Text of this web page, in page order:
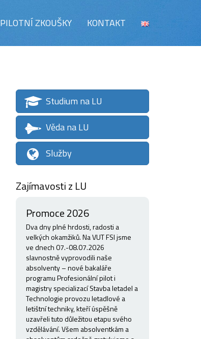
PILOTNÍ ZKOUŠKY KONTAKT
Studium na LU
Věda na LU
Služby
Zajímavosti z LU
Promoce 2026
Dva dny plné hrdosti, radosti a
velkých okamžiků. Na VUT FSI jsme
ve dnech 07.-08.07.2026
slavnostně vyprovodili naše
absolventy – nové bakaláře
programu Profesionální pilot i
magistry specializací Stavba letadel a
Technologie provozu letadlové a
letištní techniky, kteří úspěšně
uzavřeli tuto důležitou etapu svého
vzdělávání. Všem absolventkám a